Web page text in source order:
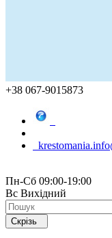
+38 067-9015873
Пн-Сб 09:00-19:00
Вс Вихідний
Скрізь